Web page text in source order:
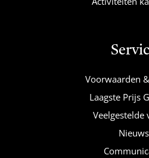
Voorwaarden
Laagste Prijs
Veelgestelde
Nieuws